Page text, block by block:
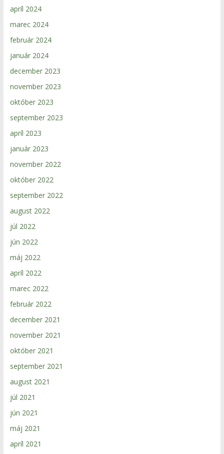
apríl 2024
marec 2024
február 2024
január 2024
december 2023
november 2023
október 2023
september 2023
apríl 2023
január 2023
november 2022
október 2022
september 2022
august 2022
júl 2022
jún 2022
máj 2022
apríl 2022
marec 2022
február 2022
december 2021
november 2021
október 2021
september 2021
august 2021
júl 2021
jún 2021
máj 2021
apríl 2021